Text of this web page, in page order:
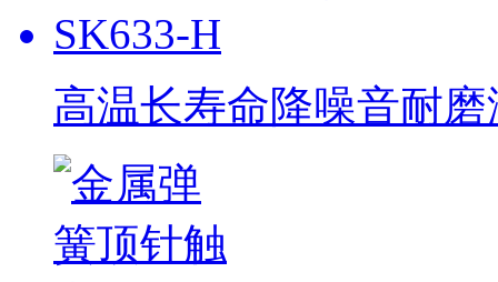
高温长寿命降噪音耐